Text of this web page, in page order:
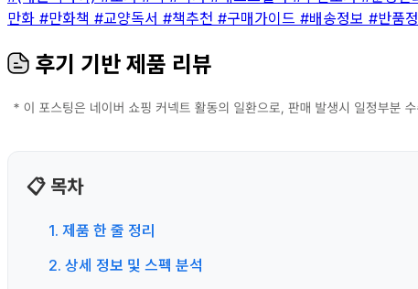
만화 #만화책 #교양독서 #책추천 #구매가이드 #배송정보 #반품
후기 기반 제품 리뷰
📋 목차
1. 제품 한 줄 정리
2. 상세 정보 및 스펙 분석